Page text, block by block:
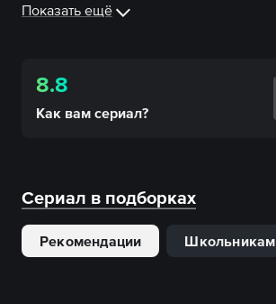
Показать ещё
8.8
Как вам сериал?
Сериал в подборках
Рекомендации Школьникам